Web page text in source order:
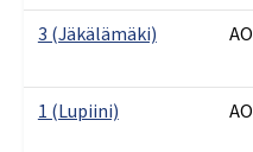
3 (Jäkälämäki) AO
1 (Lupiini) AO